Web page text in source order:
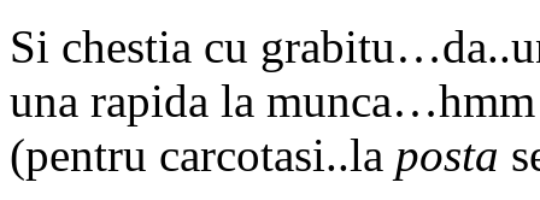
Si chestia cu
una rapida la
(pentru carcotasi..la posta